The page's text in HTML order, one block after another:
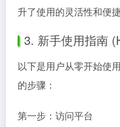
升了使用的灵活性和便捷
3. 新手使用指南
以下是用户从零开始使
的步骤：
第一步：访问平台